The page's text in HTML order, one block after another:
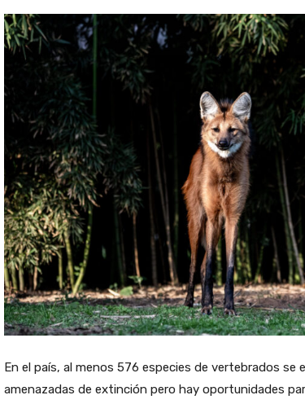
En el país, al menos 576 especies de vertebrados se
amenazadas de extinción pero hay oportunidades